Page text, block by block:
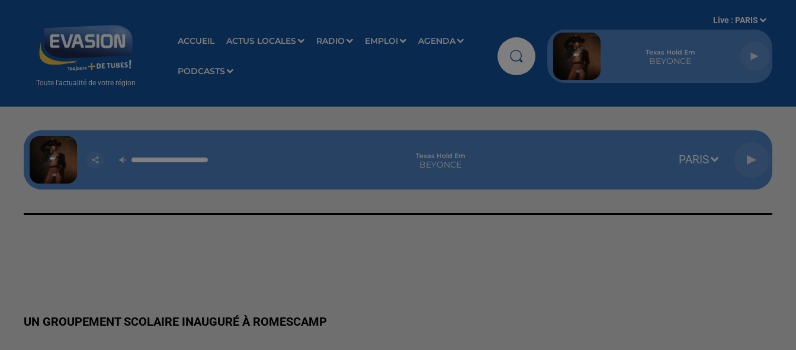
Toute l'actualité de votre région
ACCUEIL ACTUS LOCALES RADIO EMPLOI AGENDA
PODCASTS
Live : PARIS
Texas Hold Em
BEYONCE
Texas Hold Em
BEYONCE PARIS
UN GROUPEMENT SCOLAIRE INAUGURÉ À ROMESCAMP